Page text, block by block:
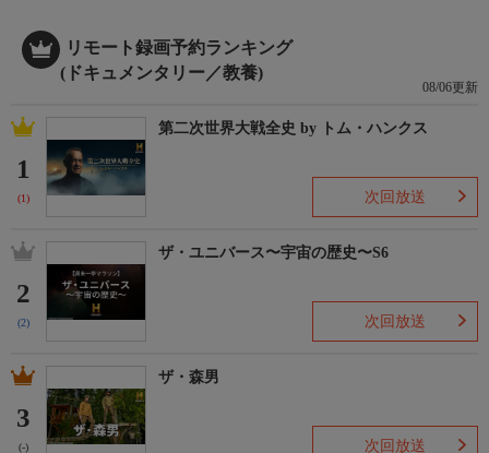
リモート録画予約ランキング
(ドキュメンタリー／教養)
08/06更新
1
(1)
第二次世界大戦全史 by トム・ハンクス
次回放送
2
(2)
ザ・ユニバース〜宇宙の歴史〜S6
次回放送
3
(-)
ザ・森男
次回放送